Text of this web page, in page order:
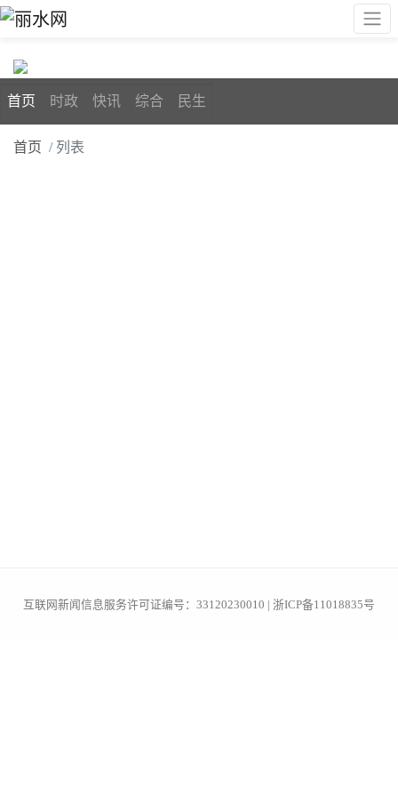
首页 时政 快讯 综合 民生
首页 / 列表
互联网新闻信息服务许可证编号：33120230010 | 浙ICP备11018835号